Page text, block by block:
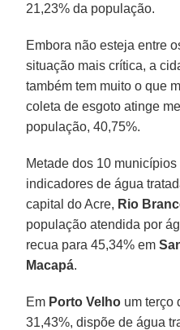
21,23% da população.
Embora não esteja entre
situação mais crítica, a
também tem muito o que
coleta de esgoto atinge
população, 40,75%.
Metade dos 10
indicadores de água
capital do Acre, Rio
população atendida por
recua para 45,34% em
Macapá.
Em Porto Velho um terço
31,43%, dispõe de água